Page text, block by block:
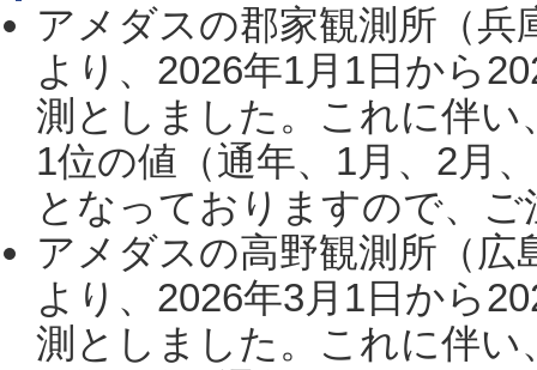
アメダスの郡家観測所（
より、2026年1月1日から
測としました。これに伴い
1位の値（通年、1月、2月
となっておりますので、
アメダスの高野観測所（
より、2026年3月1日から
測としました。これに伴い